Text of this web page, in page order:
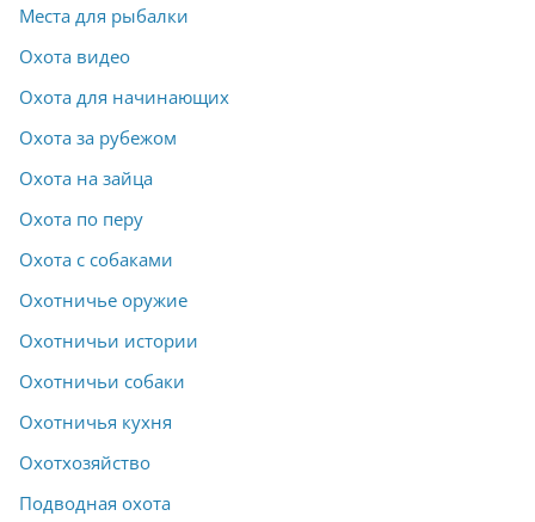
Места для рыбалки
Охота видео
Охота для начинающих
Охота за рубежом
Охота на зайца
Охота по перу
Охота с собаками
Охотничье оружие
Охотничьи истории
Охотничьи собаки
Охотничья кухня
Охотхозяйство
Подводная охота